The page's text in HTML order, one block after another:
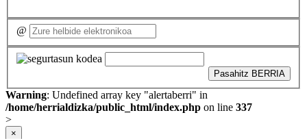
@
Pasahitz BERRIA
Warning: Undefined array key "alertaberri" in
/home/herrialdizka/public_html/index.php on line 337
>
×